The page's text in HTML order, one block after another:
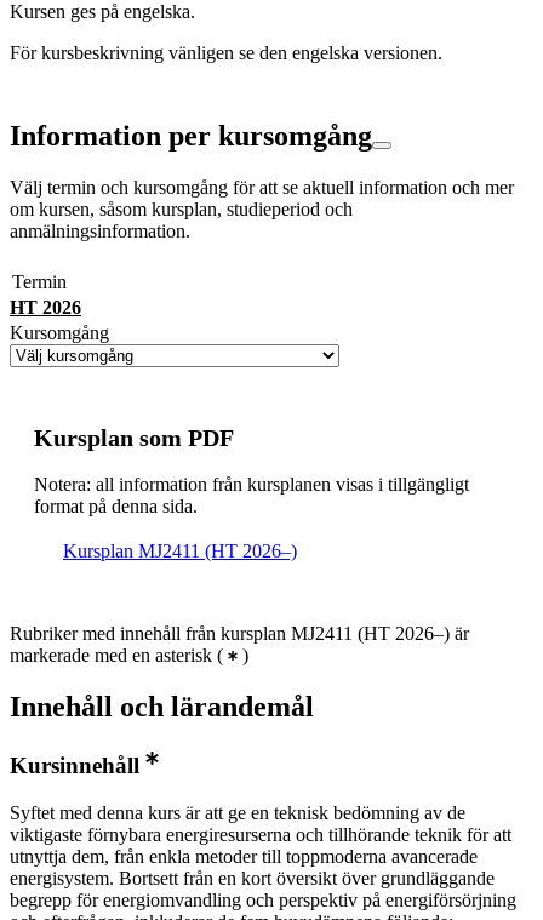
Kursen ges på engelska.
För kursbeskrivning vänligen se den engelska versionen.
Information per kursomgång
Välj termin och kursomgång för att se aktuell information och mer
om kursen, såsom kursplan, studieperiod och
anmälningsinformation.
Termin
HT 2026
Kursomgång
Kursplan som PDF
Notera: all information från kursplanen visas i tillgängligt
format på denna sida.
Kursplan MJ2411 (HT 2026–)
Rubriker med innehåll från kursplan MJ2411 (HT 2026–) är
markerade med en asterisk ( )
Innehåll och lärandemål
Kursinnehåll
Syftet med denna kurs är att ge en teknisk bedömning av de
viktigaste förnybara energiresurserna och tillhörande teknik för att
utnyttja dem, från enkla metoder till toppmoderna avancerade
energisystem. Bortsett från en kort översikt över grundläggande
begrepp för energiomvandling och perspektiv på energiförsörjning